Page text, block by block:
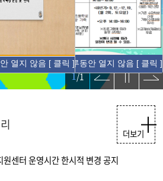
1/1 이전 정지 다음
원센터 운영시간 한시적 변경 공지
더보기
하루동안 열지 않음 [ 클릭 ]
열지 않음 [ 클릭 ]